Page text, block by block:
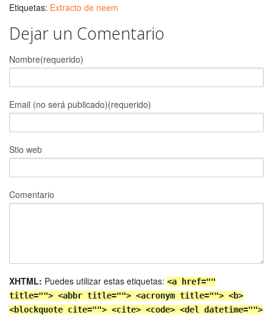
Etiquetas: Extracto de neem
Dejar un Comentario
Nombre(requerido)
Email (no será publicado)(requerido)
Stio web
Comentario
XHTML: Puedes utilizar estas etiquetas: <a href=""
title=""> <abbr title=""> <acronym title=""> <b>
<blockquote cite=""> <cite> <code> <del datetime="">